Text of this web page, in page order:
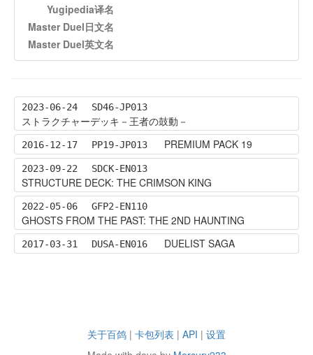
Yugipedia译名
Master Duel日文名
Master Duel英文名
2023-06-24 SD46-JP013
ストラクチャーデッキ－王者の鼓動－
2016-12-17 PP19-JP013 PREMIUM PACK 19
2023-09-22 SDCK-EN013
STRUCTURE DECK: THE CRIMSON KING
2022-05-06 GFP2-EN110
GHOSTS FROM THE PAST: THE 2ND HAUNTING
2017-03-31 DUSA-EN016 DUELIST SAGA
关于百鸽 | 卡包列表 | API | 设置